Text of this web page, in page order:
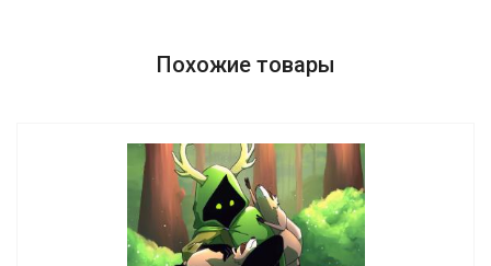
Похожие товары